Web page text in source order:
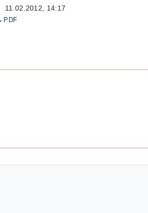
11.02.2012, 14:17
PDF